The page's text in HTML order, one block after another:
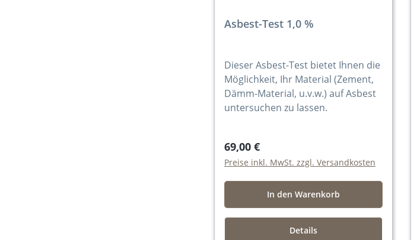
Asbest-Test 1,0 %
Dieser Asbest-Test bietet Ihnen die
Möglichkeit, Ihr Material (Zement,
Dämm-Material, u.v.w.) auf Asbest
untersuchen zu lassen.
69,00 €
Preise inkl. MwSt. zzgl. Versandkosten
In den Warenkorb
Details